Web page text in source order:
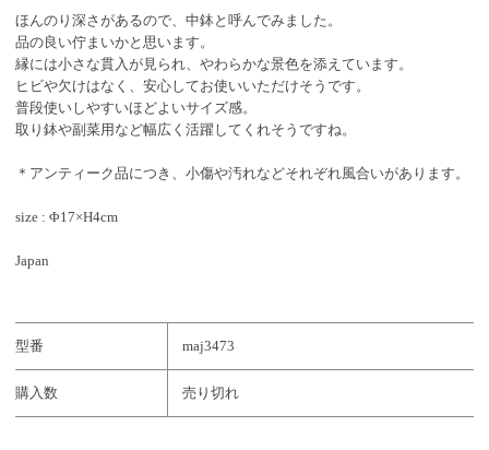
ほんのり深さがあるので、中鉢と呼んでみました。
品の良い佇まいかと思います。
縁には小さな貫入が見られ、やわらかな景色を添えています。
ヒビや欠けはなく、安心してお使いいただけそうです。
普段使いしやすいほどよいサイズ感。
取り鉢や副菜用など幅広く活躍してくれそうですね。
＊アンティーク品につき、小傷や汚れなどそれぞれ風合いがあります。
size : Φ17×H4cm
Japan
型番 maj3473
購入数 売り切れ